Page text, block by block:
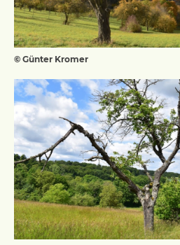
© Günter Kromer